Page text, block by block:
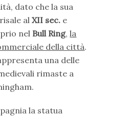
dato che la sua
alXII sec. e
nel Bull Ring,la
della città.
una delle
rimaste a
la statua